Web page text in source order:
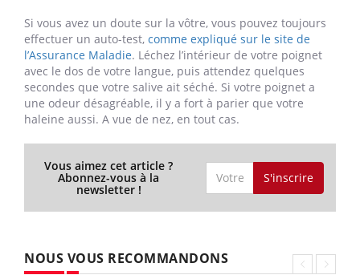
Si vous avez un doute sur la vôtre, vous pouvez toujours
effectuer un auto-test, comme expliqué sur le site de
l’Assurance Maladie. Léchez l’intérieur de votre poignet
avec le dos de votre langue, puis attendez quelques
secondes que votre salive ait séché. Si votre poignet a
une odeur désagréable, il y a fort à parier que votre
haleine aussi. A vue de nez, en tout cas.
Vous aimez cet article ?
Abonnez-vous à la
newsletter !
S'inscrire
NOUS VOUS RECOMMANDONS